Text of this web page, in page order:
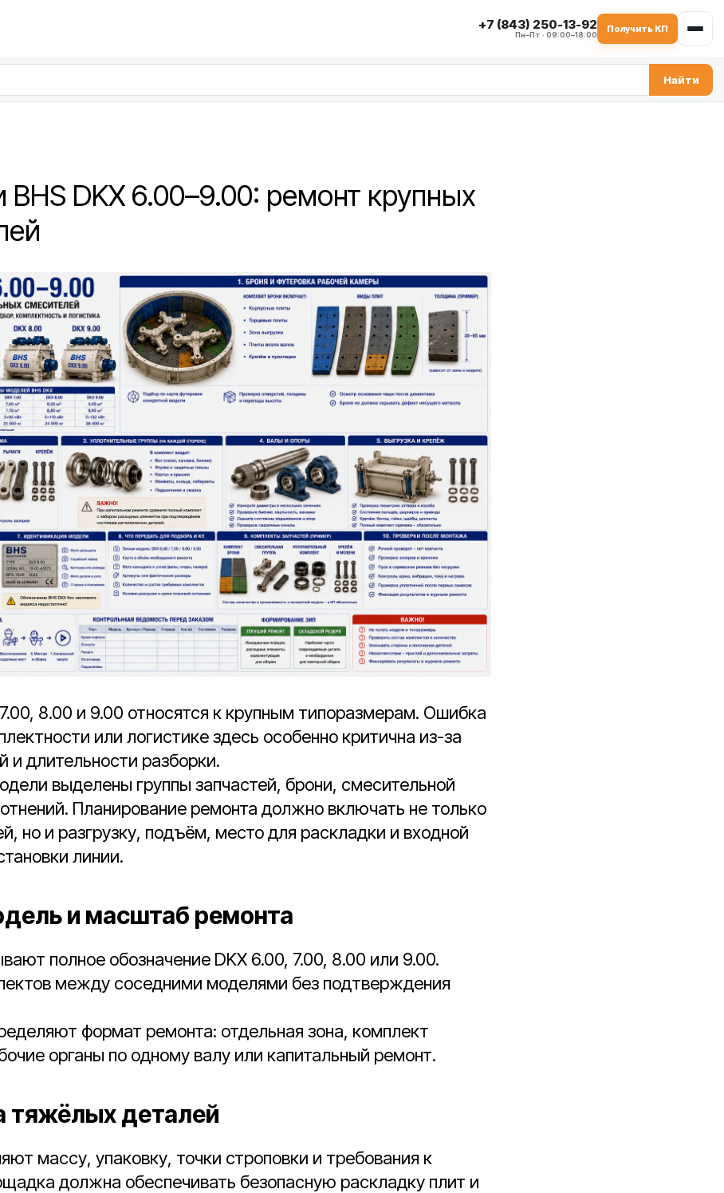
+7 (843) 250-13-92
Пн–Пт · 09:00–18:00
Получить КП
Найти
BHS DKX 6.00–9.00: ремонт крупных
8.00 и 9.00 относятся к крупным типоразмерам. Ошибка
или логистике здесь особенно критична из-за
и длительности разборки.
выделены группы запчастей, брони, смесительной
Планирование ремонта должно включать не только
но и разгрузку, подъём, место для раскладки и входной
линии.
и масштаб ремонта
полное обозначение DKX 6.00, 7.00, 8.00 или 9.00.
между соседними моделями без подтверждения
формат ремонта: отдельная зона, комплект
органы по одному валу или капитальный ремонт.
тяжёлых деталей
массу, упаковку, точки строповки и требования к
должна обеспечивать безопасную раскладку плит и